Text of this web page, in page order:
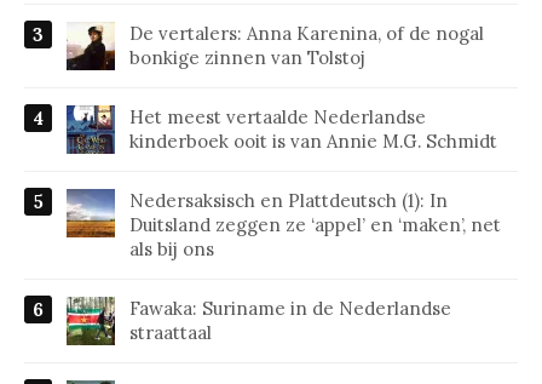
De vertalers: Anna Karenina, of de nogal
bonkige zinnen van Tolstoj
Het meest vertaalde Nederlandse
kinderboek ooit is van Annie M.G. Schmidt
Nedersaksisch en Plattdeutsch (1): In
Duitsland zeggen ze ‘appel’ en ‘maken’, net
als bij ons
Fawaka: Suriname in de Nederlandse
straattaal